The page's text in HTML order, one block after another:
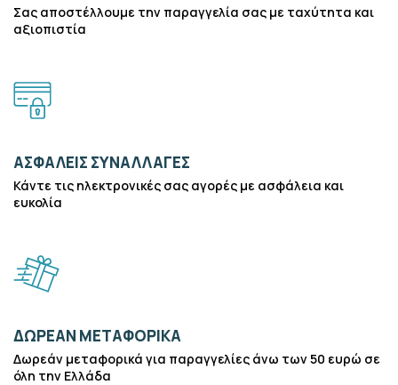
Σας αποστέλλουμε την παραγγελία σας με ταχύτητα και
αξιοπιστία
ΑΣΦΑΛΕΊΣ ΣΥΝΑΛΛΑΓΈΣ
Κάντε τις ηλεκτρονικές σας αγορές με ασφάλεια και
ευκολία
ΔΩΡΕΆΝ ΜΕΤΑΦΟΡΙΚΆ
Δωρεάν μεταφορικά για παραγγελίες άνω των 50 ευρώ σε
όλη την Ελλάδα